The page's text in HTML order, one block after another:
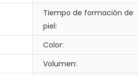
Tiempo de formación de
piel:
Color:
Volumen: